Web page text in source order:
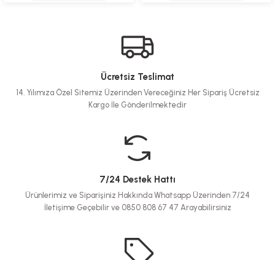
Ücretsiz Teslimat
14. Yılımıza Özel Sitemiz Üzerinden Vereceğiniz Her Sipariş Ücretsiz
Kargo İle Gönderilmektedir
7/24 Destek Hattı
Ürünlerimiz ve Siparişiniz Hakkında Whatsapp Üzerinden 7/24
İletişime Geçebilir ve 0850 808 67 47 Arayabilirsiniz